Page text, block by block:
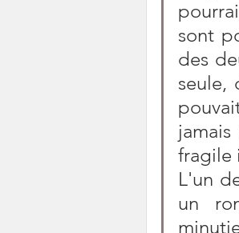
sont
des
seule,
fragile
L'un
un